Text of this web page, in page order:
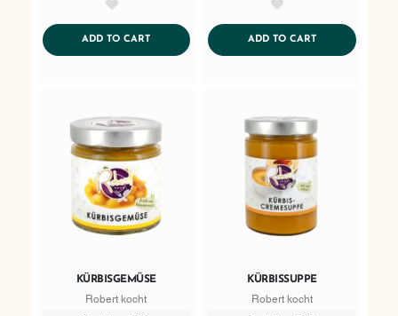
ADD TO CARTADDTOCART ADD TO CARTADDTOCART
KÜRBISGEMÜSE
Robert kocht
KÜRBISSUPPE
Robert kocht